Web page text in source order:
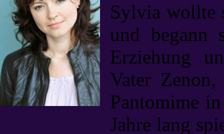
Sylvia wollte
und begann
Erziehung
Vater
Pantomime
Jahre lang